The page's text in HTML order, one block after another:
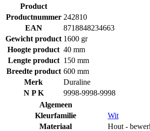
Product
Productnummer 242810
EAN
8718848234663
Gewicht product 1600 gr
Hoogte product 40 mm
Lengte product 150 mm
Breedte product 600 mm
Merk
Duraline
N P K
9998-9998-9998
Algemeen
Kleurfamilie
Wit
Materiaal
Hout -